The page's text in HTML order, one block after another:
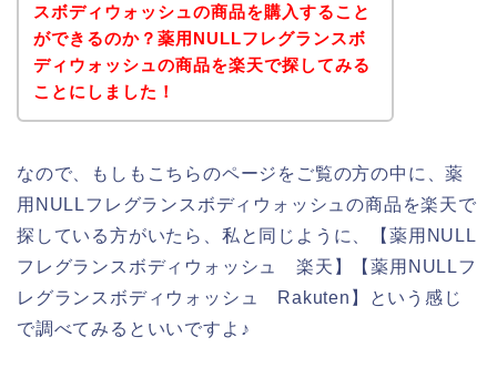
スボディウォッシュの商品を購入すること
ができるのか？薬用NULLフレグランスボ
ディウォッシュの商品を楽天で探してみる
ことにしました！
なので、もしもこちらのページをご覧の方の中に、薬
用NULLフレグランスボディウォッシュの商品を楽天で
探している方がいたら、私と同じように、【薬用NULL
フレグランスボディウォッシュ 楽天】【薬用NULLフ
レグランスボディウォッシュ Rakuten】という感じ
で調べてみるといいですよ♪